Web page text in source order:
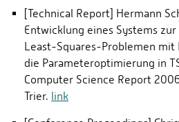
[Technical Report] Hermann
Entwicklung eines Systems
Least-Squares-Problemen
die Parameteroptimierung in
Computer Science Report
Trier. link